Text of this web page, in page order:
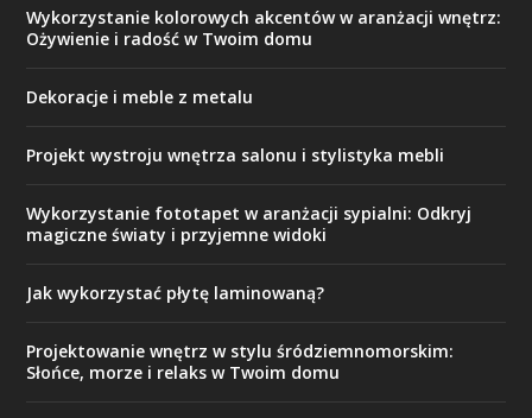
Wykorzystanie kolorowych akcentów w aranżacji wnętrz:
Ożywienie i radość w Twoim domu
Dekoracje i meble z metalu
Projekt wystroju wnętrza salonu i stylistyka mebli
Wykorzystanie fototapet w aranżacji sypialni: Odkryj
magiczne światy i przyjemne widoki
Jak wykorzystać płytę laminowaną?
Projektowanie wnętrz w stylu śródziemnomorskim:
Słońce, morze i relaks w Twoim domu